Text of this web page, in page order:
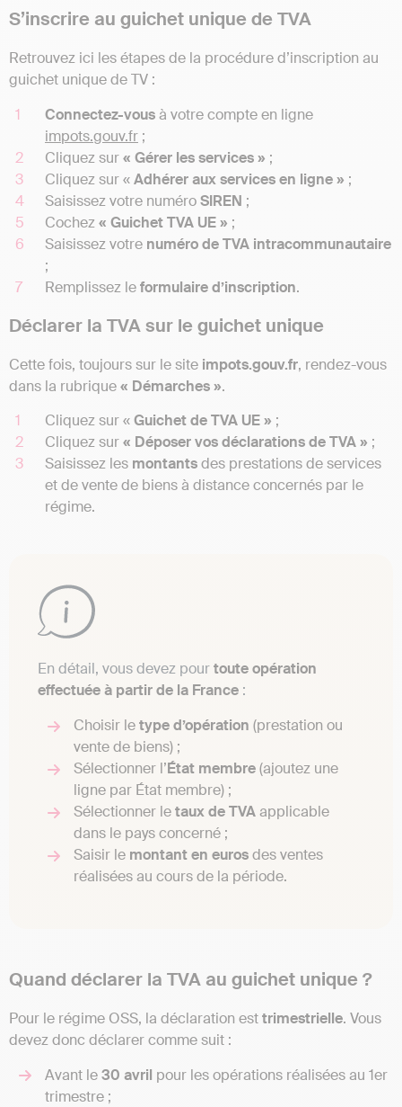
S’inscrire au guichet unique de TVA
Retrouvez ici les étapes de la procédure d’inscription au
guichet unique de TV :
Connectez-vousà votre compte en ligne
impots.gouv.fr ;
Cliquez sur« Gérer les services » ;
Cliquez sur «Adhérer aux services en ligne » ;
Saisissez votre numéroSIREN ;
Cochez« Guichet TVA UE » ;
Saisissez votre numéro de TVA intracommunautaire
;
Remplissez leformulaire d’inscription.
Déclarer la TVA sur le guichet unique
Cette fois, toujours sur le site impots.gouv.fr, rendez-vous
dans la rubrique« Démarches ».
Cliquez sur «Guichet de TVA UE » ;
Cliquez sur« Déposer vos déclarations de TVA » ;
Saisissez les montantsdes prestations de services
et de vente de biens à distance concernés par le
régime.
En détail, vous devez pourtoute opération
effectuée à partir de la France :
Choisir letype d’opération (prestation ou
vente de biens) ;
Sélectionner l’État membre(ajoutez une
ligne par État membre) ;
Sélectionner letaux de TVAapplicable
dans le pays concerné ;
Saisir le montant en eurosdes ventes
réalisées au cours de la période.
Quand déclarer la TVA au guichet unique ?
Pour le régime OSS, la déclaration esttrimestrielle. Vous
devez donc déclarer comme suit :
Avant le30 avril pour les opérations réalisées au 1er
trimestre ;